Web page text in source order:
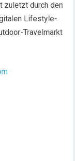
zuletzt durch den
Lifestyle-
Travelmarkt